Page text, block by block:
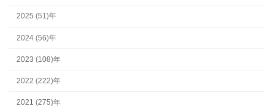
2025 (51)年
2024 (56)年
2023 (108)年
2022 (222)年
2021 (275)年